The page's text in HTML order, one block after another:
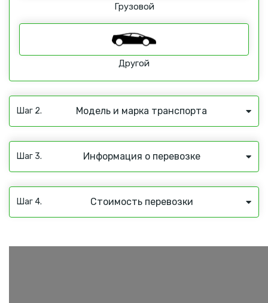
Грузовой
Другой
Шаг 2. Модель и марка транспорта
Шаг 3. Информация о перевозке
Шаг 4. Стоимость перевозки